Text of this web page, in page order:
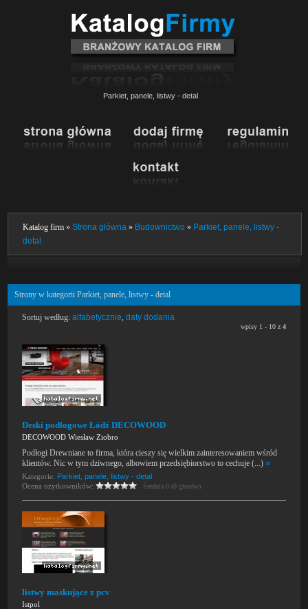
Parkiet, panele, listwy - detal
Katalog firm »Strona główna » Budownictwo » Parkiet, panele, listwy -
detal
Strony w kategorii Parkiet, panele, listwy - detal
Sortuj według:alfabetycznie,daty dodania
wpisy 1 - 10 z 4
Deski podłogowe Łódź DECOWOOD
DECOWOOD Wiesław Ziobro
Podłogi Drewniane to firma, która cieszy się wielkim zainteresowaniem wśród
klientów. Nic w tym dziwnego, albowiem przedsiębiorstwo to cechuje (...)»
Kategorie: Parkiet, panele, listwy - detal
Ocena użytkowników:
Średnia 0 (0 głosów)
listwy maskujące z pcv
Istpol